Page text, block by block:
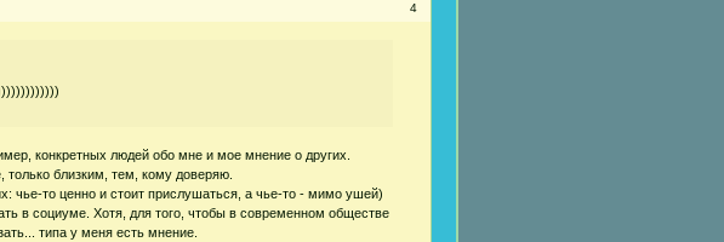
4
конкретных людей обо мне и мое мнение о других.
близким, тем, кому доверяю.
чье-то ценно и стоит прислушаться, а чье-то - мимо ушей)
в социуме. Хотя, для того, чтобы в современном обществе
типа у меня есть мнение.